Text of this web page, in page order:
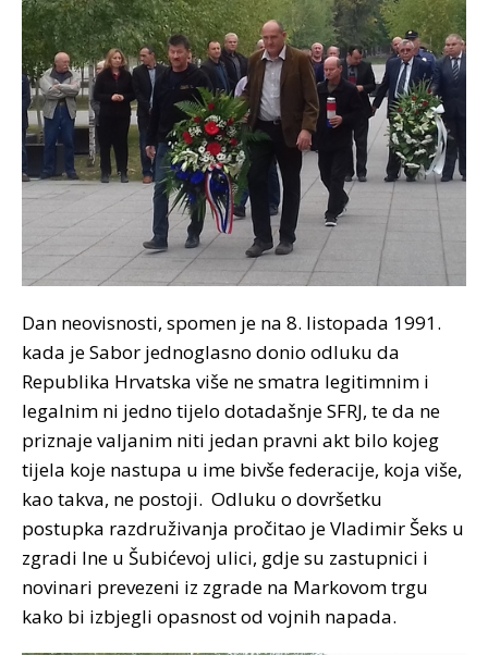
Dan neovisnosti, spomen je na 8. listopada 1991.
kada je Sabor jednoglasno donio odluku da
Republika Hrvatska više ne smatra legitimnim i
legalnim ni jedno tijelo dotadašnje SFRJ, te da ne
priznaje valjanim niti jedan pravni akt bilo kojeg
tijela koje nastupa u ime bivše federacije, koja više,
kao takva, ne postoji. Odluku o dovršetku
postupka razdruživanja pročitao je Vladimir Šeks u
zgradi Ine u Šubićevoj ulici, gdje su zastupnici i
novinari prevezeni iz zgrade na Markovom trgu
kako bi izbjegli opasnost od vojnih napada.